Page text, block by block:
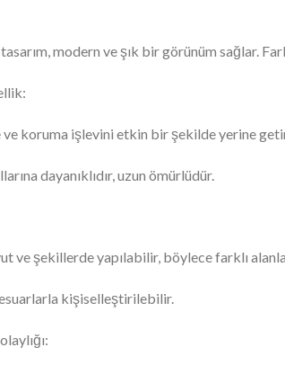
tasarım, modern ve şık bir görünüm sağlar.
ve koruma işlevini etkin bir şekilde yerine
dayanıklıdır, uzun ömürlüdür.
ve şekillerde yapılabilir, böylece farklı
kişiselleştirilebilir.